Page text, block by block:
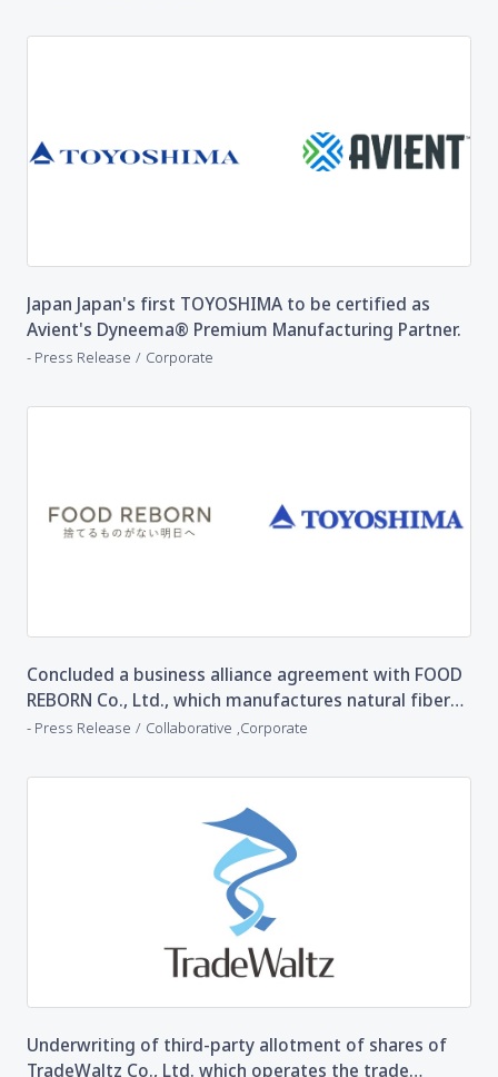
Japan Japan's first TOYOSHIMA to be certified as
Avient's Dyneema® Premium Manufacturing Partner.
Press Release ​ ​ Corporate
Concluded a business alliance agreement with FOOD
REBORN Co., Ltd., which manufactures natural fibers
from unused agricultural products
Press Release ​ ​ Collaborative Corporate
Underwriting of third-party allotment of shares of
TradeWaltz Co., Ltd. which operates the trade